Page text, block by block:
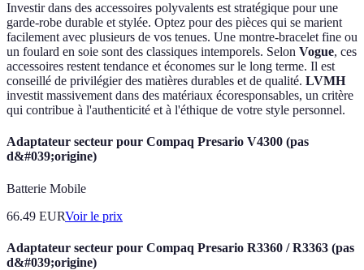
Investir dans des accessoires polyvalents est stratégique pour une
garde-robe durable et stylée. Optez pour des pièces qui se marient
facilement avec plusieurs de vos tenues. Une montre-bracelet fine ou
un foulard en soie sont des classiques intemporels. Selon Vogue, ces
accessoires restent tendance et économes sur le long terme. Il est
conseillé de privilégier des matières durables et de qualité. LVMH
investit massivement dans des matériaux écoresponsables, un critère
qui contribue à l'authenticité et à l'éthique de votre style personnel.
Adaptateur secteur pour Compaq Presario V4300 (pas
d&#039;origine)
Batterie Mobile
66.49 EURVoir le prix
Adaptateur secteur pour Compaq Presario R3360 / R3363 (pas
d&#039;origine)